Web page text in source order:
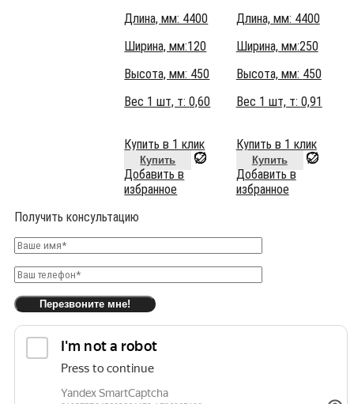
Длина, мм: 4400
Ширина, мм:120
Высота, мм: 450
Вес 1 шт, т:0,60
Купить в 1 клик
Купить
Добавить в
избранное
Длина, мм: 4400
Ширина, мм:250
Высота, мм: 450
Вес 1 шт, т: 0,91
Купить в 1 клик
Купить
Добавить в
избранное
Получить консультацию